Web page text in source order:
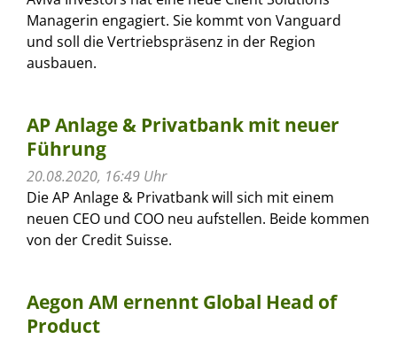
Managerin engagiert. Sie kommt von Vanguard
und soll die Vertriebspräsenz in der Region
ausbauen.
AP Anlage & Privatbank mit neuer
Führung
20.08.2020, 16:49 Uhr
Die AP Anlage & Privatbank will sich mit einem
neuen CEO und COO neu aufstellen. Beide kommen
von der Credit Suisse.
Aegon AM ernennt Global Head of
Product